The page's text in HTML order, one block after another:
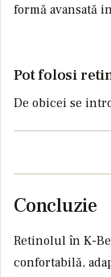
formă avansată
Pot folosi
De obicei se
Concluzie
Retinolul în K-
confortabilă,